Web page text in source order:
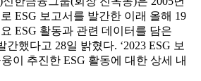
ESG 보고서를 발간한 이래 올해 19
ESG 활동과 관련 데이터를 담은
간했다고 28일 밝혔다. ‘2023 ESG 보
이 추진한 ESG 활동에 대한 상세 내